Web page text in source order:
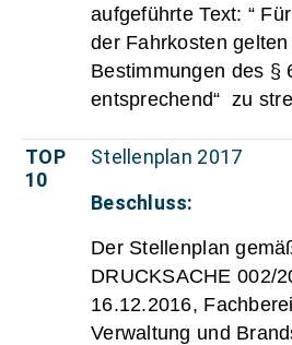
aufgeführte Text: “
der Fahrkosten
Bestimmungen des §
entsprechend“ zu
TOP
10
Stellenplan 2017
Beschluss:
Der Stellenplan
DRUCKSACHE 002/
16.12.2016,
Verwaltung und